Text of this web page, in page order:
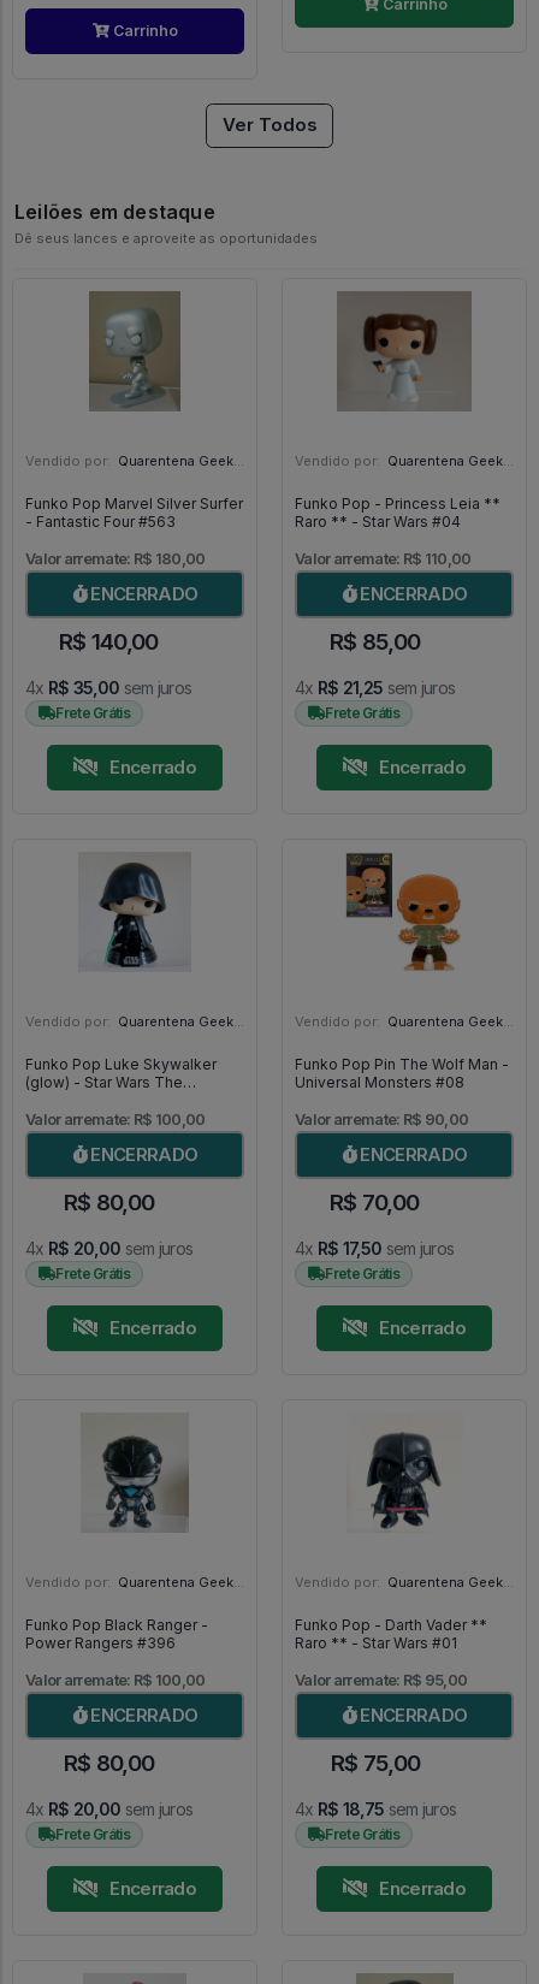
Carrinho
Carrinho
Ver Todos
Leilões em destaque
Dê seus lances e aproveite as oportunidades
Vendido por: Quarentena Geek Store - SP
Funko Pop Marvel Silver Surfer
- Fantastic Four #563
Valor arremate: R$ 180,00
ENCERRADO
R$ 140,00
4x R$ 35,00 sem juros
Frete Grátis
Encerrado
Vendido por: Quarentena Geek Store - SP
Funko Pop - Princess Leia **
Raro ** - Star Wars #04
Valor arremate: R$ 110,00
ENCERRADO
R$ 85,00
4x R$ 21,25 sem juros
Frete Grátis
Encerrado
Vendido por: Quarentena Geek Store - SP
Funko Pop Luke Skywalker
(glow) - Star Wars The
Valor arremate: R$ 100,00
ENCERRADO
R$ 80,00
4x R$ 20,00 sem juros
Frete Grátis
Encerrado
Vendido por: Quarentena Geek Store - SP
Funko Pop Pin The Wolf Man -
Universal Monsters #08
Valor arremate: R$ 90,00
ENCERRADO
R$ 70,00
4x R$ 17,50 sem juros
Frete Grátis
Encerrado
Vendido por: Quarentena Geek Store - SP
Funko Pop Black Ranger -
Power Rangers #396
Valor arremate: R$ 100,00
ENCERRADO
R$ 80,00
4x R$ 20,00 sem juros
Frete Grátis
Encerrado
Vendido por: Quarentena Geek Store - SP
Funko Pop - Darth Vader **
Raro ** - Star Wars #01
Valor arremate: R$ 95,00
ENCERRADO
R$ 75,00
4x R$ 18,75 sem juros
Frete Grátis
Encerrado